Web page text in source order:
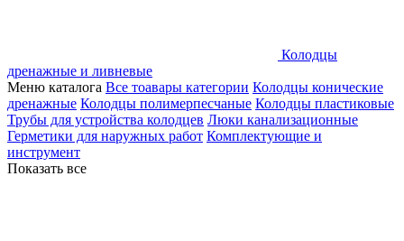
Колодцы
дренажные и ливневые
Меню каталога Все тоавары категории Колодцы конические
дренажные Колодцы полимерпесчаные Колодцы пластиковые
Трубы для устройства колодцев Люки канализационные
Герметики для наружных работ Комплектующие и
инструмент
Показать все